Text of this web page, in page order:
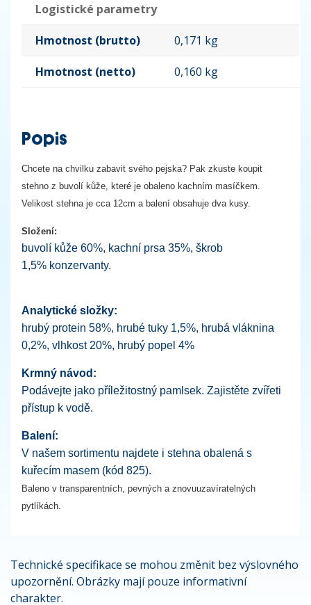
Logistické parametry
Hmotnost (brutto) 0,171 kg
Hmotnost (netto) 0,160 kg
Popis
Chcete na chvilku zabavit svého pejska? Pak zkuste koupit
stehno z buvolí kůže, které je obaleno kachním masíčkem.
Velikost stehna je cca 12cm a balení obsahuje dva kusy.
Složení:
buvolí kůže 60%, kachní prsa 35%, škrob
1,5% konzervanty.
Analytické složky:
hrubý protein 58%, hrubé tuky 1,5%, hrubá vláknina
0,2%, vlhkost 20%, hrubý popel 4%
Krmný návod:
Podávejte jako příležitostný pamlsek. Zajistěte zvířeti
přístup k vodě.
Balení:
V našem sortimentu najdete i stehna obalená s
kuřecím masem (kód 825).
Baleno v transparentních, pevných a znovuuzavíratelných
pytlíkách.
Technické specifikace se mohou změnit bez výslovného
upozornění. Obrázky mají pouze informativní
charakter.